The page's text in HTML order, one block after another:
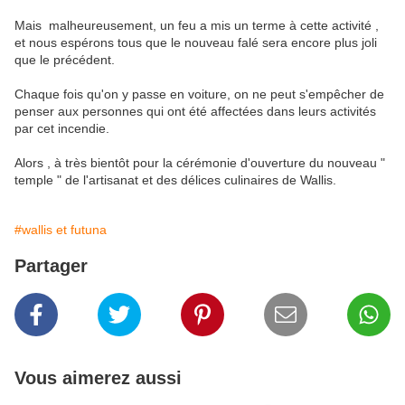
Mais malheureusement, un feu a mis un terme à cette activité ,
et nous espérons tous que le nouveau falé sera encore plus joli
que le précédent.
Chaque fois qu'on y passe en voiture, on ne peut s'empêcher de
penser aux personnes qui ont été affectées dans leurs activités
par cet incendie.
Alors , à très bientôt pour la cérémonie d'ouverture du nouveau "
temple " de l'artisanat et des délices culinaires de Wallis.
#wallis et futuna
Partager
Vous aimerez aussi